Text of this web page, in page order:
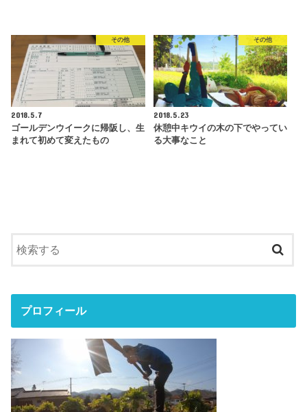
その他
2018.5.7
ゴールデンウイークに帰阪し、生
まれて初めて変えたもの
その他
2018.5.23
休憩中キウイの木の下でやってい
る大事なこと
プロフィール